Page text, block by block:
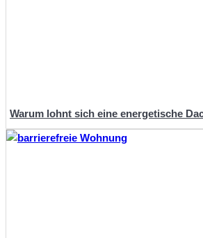
Warum lohnt sich eine energetische